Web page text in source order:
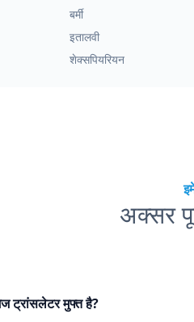
बर्मी
इतालवी
शेक्सपियरियन
अक्सर
ट्रांसलेटर मुफ्त है?